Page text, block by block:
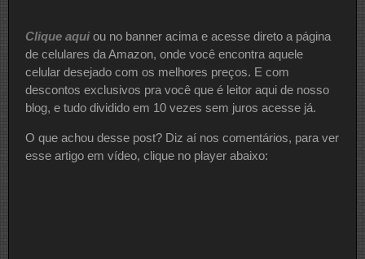
Clique aquiou no banner acima e acesse direto a página
de celulares da Amazon, onde você encontra aquele
celular desejado com os melhores preços. E com
descontos exclusivos pra você que é leitor aqui de nosso
blog, e tudo dividido em 10 vezes sem juros acesse já.
O que achou desse post? Diz aí nos comentários, para ver
esse artigo em vídeo, clique no player abaixo: